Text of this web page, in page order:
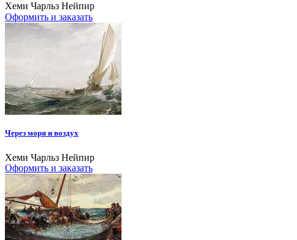
Хеми Чарльз Нейпир
Оформить и заказать
Через моря и воздух
Хеми Чарльз Нейпир
Оформить и заказать